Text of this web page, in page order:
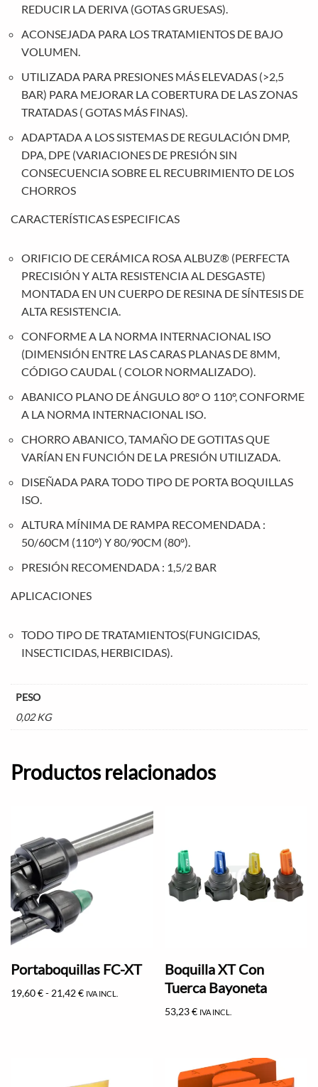
REDUCIR LA DERIVA (GOTAS GRUESAS).
ACONSEJADA PARA LOS TRATAMIENTOS DE BAJO
VOLUMEN.
UTILIZADA PARA PRESIONES MÁS ELEVADAS (>2,5
BAR) PARA MEJORAR LA COBERTURA DE LAS ZONAS
TRATADAS ( GOTAS MÁS FINAS).
ADAPTADA A LOS SISTEMAS DE REGULACIÓN DMP,
DPA, DPE (VARIACIONES DE PRESIÓN SIN
CONSECUENCIA SOBRE EL RECUBRIMIENTO DE LOS
CHORROS
CARACTERÍSTICAS ESPECIFICAS
ORIFICIO DE CERÁMICA ROSA ALBUZ® (PERFECTA
PRECISIÓN Y ALTA RESISTENCIA AL DESGASTE)
MONTADA EN UN CUERPO DE RESINA DE SÍNTESIS DE
ALTA RESISTENCIA.
CONFORME A LA NORMA INTERNACIONAL ISO
(DIMENSIÓN ENTRE LAS CARAS PLANAS DE 8MM,
CÓDIGO CAUDAL ( COLOR NORMALIZADO).
ABANICO PLANO DE ÁNGULO 80º O 110º, CONFORME
A LA NORMA INTERNACIONAL ISO.
CHORRO ABANICO, TAMAÑO DE GOTITAS QUE
VARÍAN EN FUNCIÓN DE LA PRESIÓN UTILIZADA.
DISEÑADA PARA TODO TIPO DE PORTA BOQUILLAS
ISO.
ALTURA MÍNIMA DE RAMPA RECOMENDADA :
50/60CM (110º) Y 80/90CM (80º).
PRESIÓN RECOMENDADA : 1,5/2 BAR
APLICACIONES
TODO TIPO DE TRATAMIENTOS(FUNGICIDAS,
INSECTICIDAS, HERBICIDAS).
PESO
0,02 KG
Productos relacionados
Portaboquillas FC-XT
19,60€-21,42€ IVA INCL.
Boquilla XT Con
Tuerca Bayoneta
53,23€ IVA INCL.